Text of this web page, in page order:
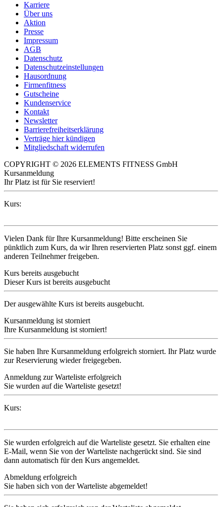
Karriere
Über uns
Aktion
Presse
Impressum
AGB
Datenschutz
Datenschutzeinstellungen
Hausordnung
Firmenfitness
Gutscheine
Kundenservice
Kontakt
Newsletter
Barrierefreiheitserklärung
Verträge hier kündigen
Mitgliedschaft widerrufen
COPYRIGHT © 2026 ELEMENTS FITNESS GmbH
Kursanmeldung
Ihr Platz ist für Sie reserviert!
Kurs:
Vielen Dank für Ihre Kursanmeldung! Bitte erscheinen Sie
pünktlich zum Kurs, da wir Ihren reservierten Platz sonst ggf. einem
anderen Teilnehmer freigeben.
Kurs bereits ausgebucht
Dieser Kurs ist bereits ausgebucht
Der ausgewählte Kurs ist bereits ausgebucht.
Kursanmeldung ist storniert
Ihre Kursanmeldung ist storniert!
Sie haben Ihre Kursanmeldung erfolgreich storniert. Ihr Platz wurde
zur Reservierung wieder freigegeben.
Anmeldung zur Warteliste erfolgreich
Sie wurden auf die Warteliste gesetzt!
Kurs:
Sie wurden erfolgreich auf die Warteliste gesetzt. Sie erhalten eine
E-Mail, wenn Sie von der Warteliste nachgerückt sind. Sie sind
dann automatisch für den Kurs angemeldet.
Abmeldung erfolgreich
Sie haben sich von der Warteliste abgemeldet!